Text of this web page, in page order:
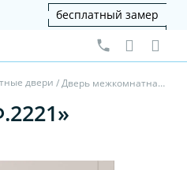
бесплатный замер
двери / Дверь межкомнатная Турин 541ПФ.2221 - латте, графит матовое